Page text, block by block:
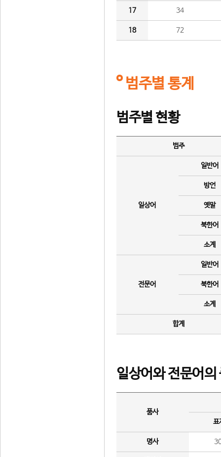
17 34
18 72
범주별 통계
범주별 현황
범주
일상어
일반어
방언
옛말
북한어
소계
전문어
일반어
북한어
소계
합계
일상어와 전문어의
품사
표
명사